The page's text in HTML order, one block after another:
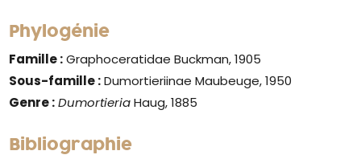
Phylogénie
Famille :Graphoceratidae Buckman, 1905
Sous-famille :Dumortieriinae Maubeuge, 1950
Genre : DumortieriaHaug, 1885
Bibliographie